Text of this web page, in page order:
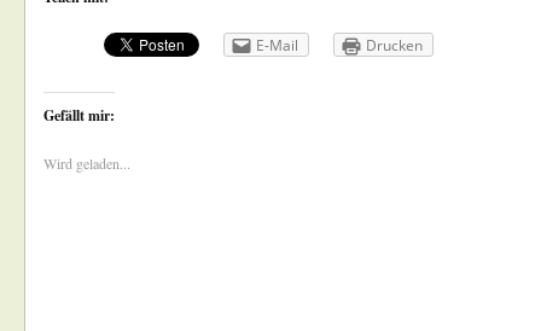
E-Mail Drucken
Gefällt mir:
Wird geladen...